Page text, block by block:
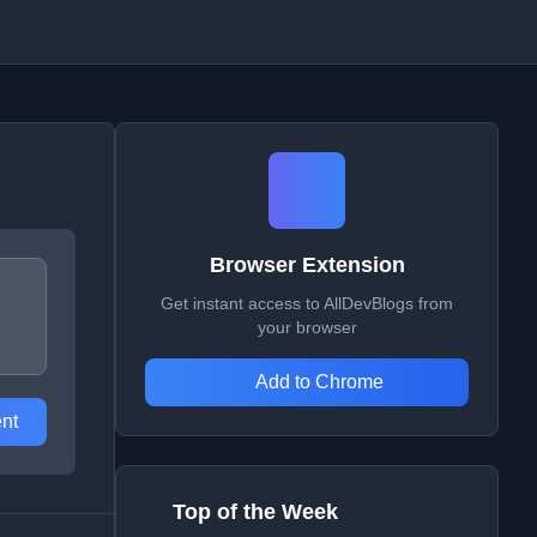
Browser Extension
Get instant access to AllDevBlogs from
your browser
Add to Chrome
Top of the Week